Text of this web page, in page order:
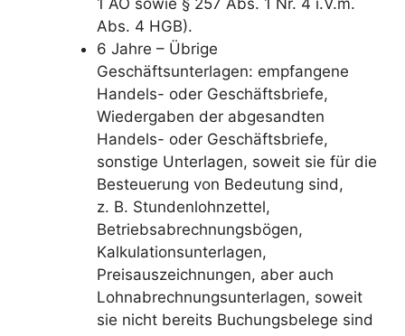
Abs. 4 HGB).
6 Jahre – Übrige
Geschäftsunterlagen: empfangene
Handels- oder Geschäftsbriefe,
Wiedergaben der abgesandten
Handels- oder Geschäftsbriefe,
sonstige Unterlagen, soweit sie für die
Besteuerung von Bedeutung sind,
z. B. Stundenlohnzettel,
Betriebsabrechnungsbögen,
Kalkulationsunterlagen,
Preisauszeichnungen, aber auch
Lohnabrechnungsunterlagen, soweit
sie nicht bereits Buchungsbelege sind